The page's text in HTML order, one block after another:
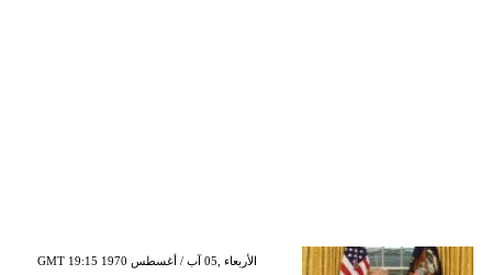
GMT 19:15 1970 الأربعاء ,05 آب / أغسطس